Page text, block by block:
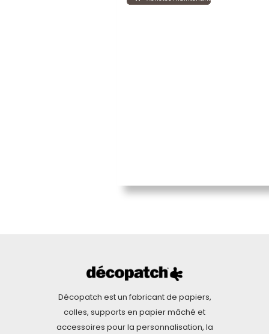
Décopatch est un fabricant de papiers,
colles, supports en papier mâché et
accessoires pour la personnalisation, la